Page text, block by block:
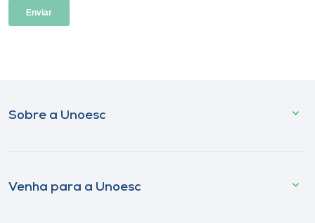
Sobre a Unoesc
Venha para a Unoesc